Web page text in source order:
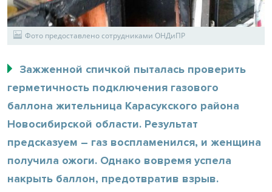
Фото предоставлено сотрудниками ОНДиПР
Зажженной спичкой пыталась проверить
герметичность подключения газового
баллона жительница Карасукского района
Новосибирской области. Результат
предсказуем – газ воспламенился, и женщина
получила ожоги. Однако вовремя успела
накрыть баллон, предотвратив взрыв.